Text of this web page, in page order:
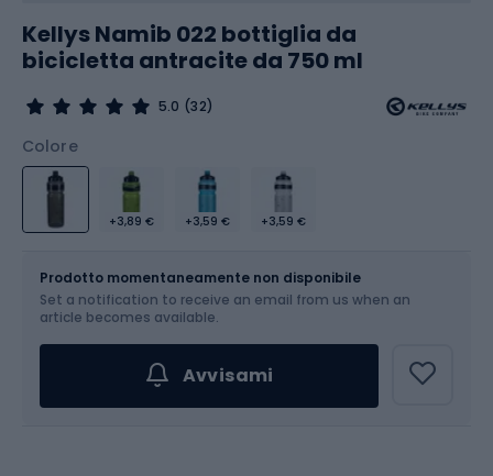
Kellys Namib 022 bottiglia da
bicicletta antracite da 750 ml
5.0 (32)
Colore
+3,89 € +3,59 € +3,59 €
Prodotto momentaneamente non disponibile
Set a notification to receive an email from us when an
article becomes available.
Avvisami